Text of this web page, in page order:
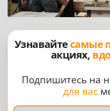
Узнавайте самые
акциях,
Подпишитесь на
для вас